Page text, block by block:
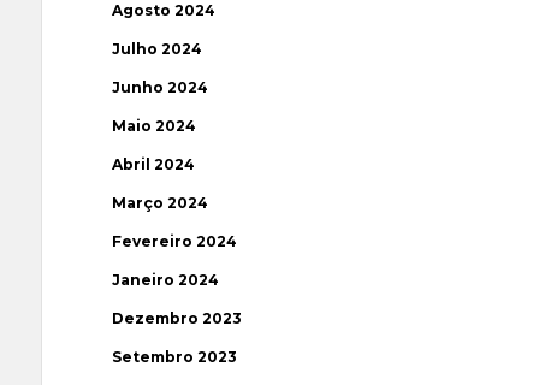
Agosto 2024
Julho 2024
Junho 2024
Maio 2024
Abril 2024
Março 2024
Fevereiro 2024
Janeiro 2024
Dezembro 2023
Setembro 2023